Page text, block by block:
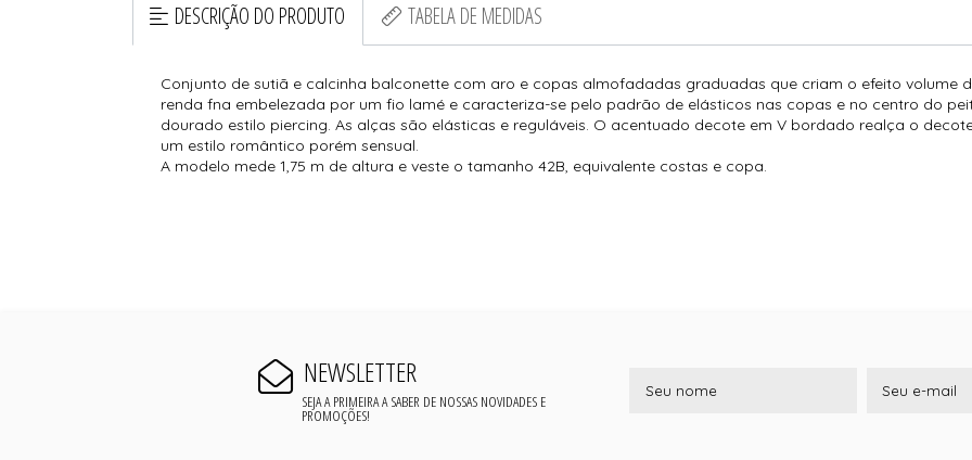
DESCRIÇÃO DO PRODUTO TABELA DE MEDIDAS
Conjunto de sutiã e calcinha balconette com aro e copas almofadadas graduadas que criam o efeito volume
renda fna embelezada por um fio lamé e caracteriza-se pelo padrão de elásticos nas copas e no centro do
dourado estilo piercing. As alças são elásticas e reguláveis. O acentuado decote em V bordado realça o
um estilo romântico porém sensual.
A modelo mede 1,75 m de altura e veste o tamanho 42B, equivalente costas e copa.
NEWSLETTER
SEJA A PRIMEIRA A SABER DE NOSSAS NOVIDADES E
PROMOÇÕES!